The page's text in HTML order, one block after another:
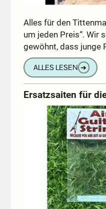
Alles für den
um jeden Preis“. Wir
gewöhnt, dass junge
ALLES LESEN ➔
Ersatzsaiten für